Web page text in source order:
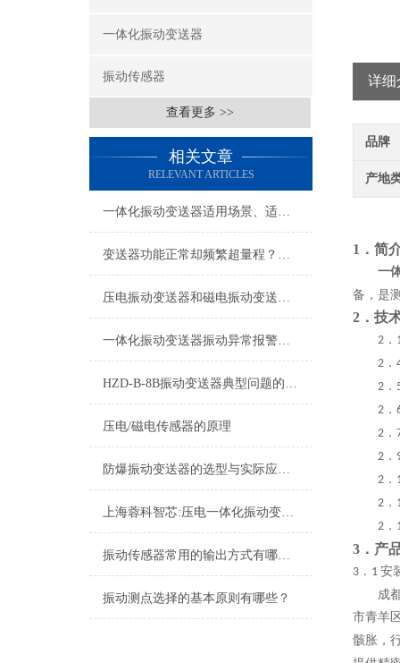
一体化振动变送器
振动传感器
查看更多 >>
相关文章
RELEVANT ARTICLES
一体化振动变送器适用场景、适用设备及安装位置详解
变送器功能正常却频繁超量程？电机现场振动问题深度排查指南
压电振动变送器和磁电振动变送器在使用上的区别
一体化振动变送器振动异常报警与预警设置技术指南
HZD-B-8B振动变送器典型问题的快速诊断与应对策略分享
压电/磁电传感器的原理
防爆振动变送器的选型与实际应用有哪些？
上海蓉科智芯:压电一体化振动变送器
振动传感器常用的输出方式有哪些？
振动测点选择的基本原则有哪些？
详细
品牌
产地
1．简
一
备，是
2 ． 技
2 ．
2 ．
2 ．
2 ．
2 ．
2 ．
2 ．
2 ．
2 ．
3． 产
3 ． 1 安
成
市青羊
骸胀，